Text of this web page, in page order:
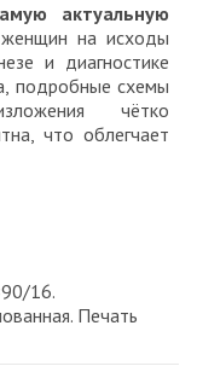
актуальную
на исходы
и диагностике
подробные схемы
чётко
что облегчает
16.
Печать